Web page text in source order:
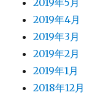
2019年5月
2019年4月
2019年3月
2019年2月
2019年1月
2018年12月